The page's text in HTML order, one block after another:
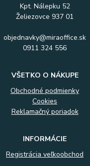
Kpt. Nálepku 52
Želiezovce 937 01
objednavky@miraoffice.sk
0911 324 556
VŠETKO O NÁKUPE
Obchodné podmienky
Cookies
Reklamačný poriadok
INFORMÁCIE
Registrácia veľkoobchod